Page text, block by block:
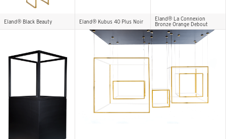
Eland® La Connexion
Bronze Orange Debout
Eland® Black Beauty Eland® Kubus 40 Plus Noir